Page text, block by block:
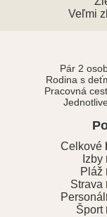
Veľmi
Pár 2
Rodina s
Pracovná
Celkové
Izby
Pláž
Strava
Personál
Šport